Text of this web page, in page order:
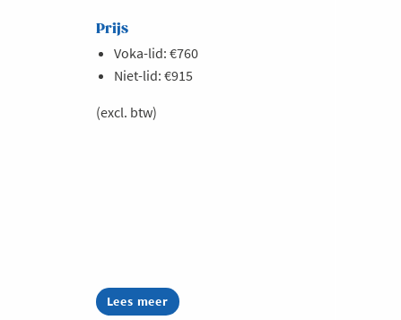
Prijs
Voka-lid: €760
Niet-lid: €915
(excl. btw)
Lees meer
about
Microsoft